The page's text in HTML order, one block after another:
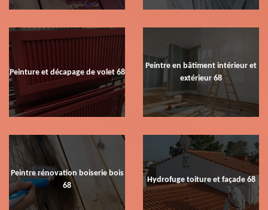
Peinture et décapage de volet 68
Peintre en bâtiment intérieur et
extérieur 68
Peintre rénovation boiserie bois
68
Hydrofuge toiture et façade 68